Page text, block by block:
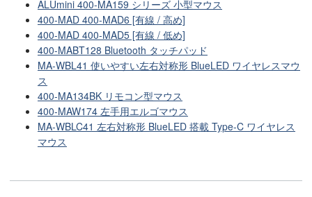
ALUmini 400-MA159 シリーズ 小型マウス
400-MAD 400-MAD6 [有線 / 高め]
400-MAD 400-MAD5 [有線 / 低め]
400-MABT128 Bluetooth タッチパッド
MA-WBL41 使いやすい左右対称形 BlueLED ワイヤレスマウ
ス
400-MA134BK リモコン型マウス
400-MAW174 左手用エルゴマウス
MA-WBLC41 左右対称形 BlueLED 搭載 Type-C ワイヤレス
マウス